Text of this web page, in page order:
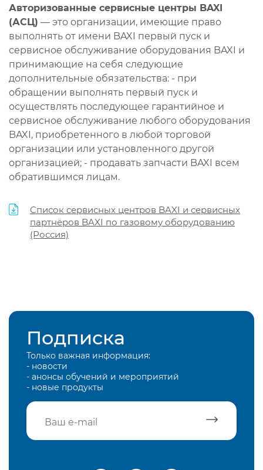
Авторизованные сервисные центры BAXI
(АСЦ) — это организации, имеющие право
выполнять от имени BAXI первый пуск и
сервисное обслуживание оборудования BAXI и
принимающие на себя следующие
дополнительные обязательства: - при
обращении выполнять первый пуск и
осуществлять последующее гарантийное и
сервисное обслуживание любого оборудования
BAXI, приобретенного в любой торговой
организации или установленного другой
организацией; - продавать запчасти BAXI всем
обратившимся лицам.
Список сервисных центров BAXI и сервисных
партнёров BAXI по газовому оборудованию
(Россия)
Подписка
Только важная информация:
- новости
- анонсы обучений и мероприятий
- новые продукты